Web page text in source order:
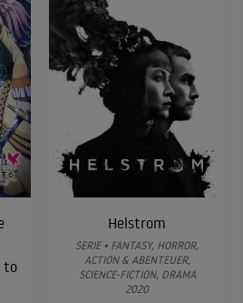
to
Helstrom
SERIE • FANTASY, HORROR,
ACTION & ABENTEUER,
SCIENCE-FICTION, DRAMA
2020